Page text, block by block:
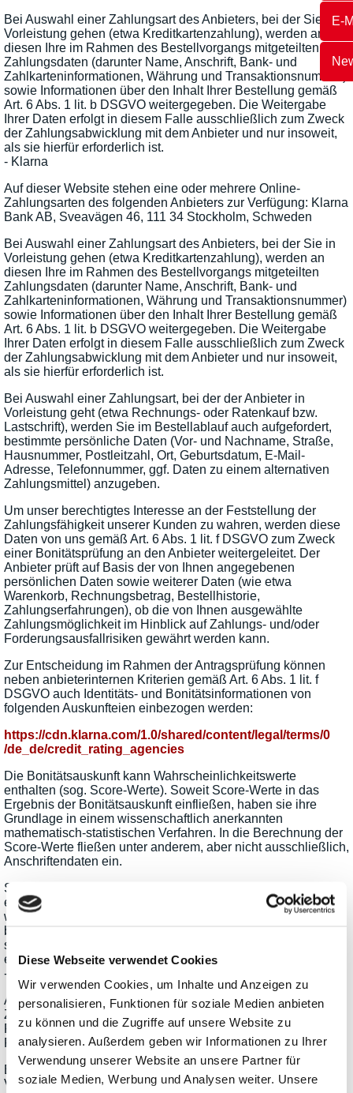
Diese Webseite verwendet Cookies
Wir verwenden Cookies, um Inhalte und Anzeigen zu
personalisieren, Funktionen für soziale Medien anbieten
zu können und die Zugriffe auf unsere Website zu
analysieren. Außerdem geben wir Informationen zu Ihrer
Verwendung unserer Website an unsere Partner für
soziale Medien, Werbung und Analysen weiter. Unsere
E-
Bei Auswahl einer Zahlungsart des Anbieters, bei der Sie in
Vorleistung gehen (etwa Kreditkartenzahlung), werden an
diesen Ihre im Rahmen des Bestellvorgangs mitgeteilten
Zahlungsdaten (darunter Name, Anschrift, Bank- und
Zahlkarteninformationen, Währung und Transaktionsnummer)
sowie Informationen über den Inhalt Ihrer Bestellung gemäß
Art. 6 Abs. 1 lit. b DSGVO weitergegeben. Die Weitergabe
Ihrer Daten erfolgt in diesem Falle ausschließlich zum Zweck
der Zahlungsabwicklung mit dem Anbieter und nur insoweit,
als sie hierfür erforderlich ist.
- Klarna
Auf dieser Website stehen eine oder mehrere Online-
Zahlungsarten des folgenden Anbieters zur Verfügung: Klarna
Bank AB, Sveavägen 46, 111 34 Stockholm, Schweden
Bei Auswahl einer Zahlungsart des Anbieters, bei der Sie in
Vorleistung gehen (etwa Kreditkartenzahlung), werden an
diesen Ihre im Rahmen des Bestellvorgangs mitgeteilten
Zahlungsdaten (darunter Name, Anschrift, Bank- und
Zahlkarteninformationen, Währung und Transaktionsnummer)
sowie Informationen über den Inhalt Ihrer Bestellung gemäß
Art. 6 Abs. 1 lit. b DSGVO weitergegeben. Die Weitergabe
Ihrer Daten erfolgt in diesem Falle ausschließlich zum Zweck
der Zahlungsabwicklung mit dem Anbieter und nur insoweit,
als sie hierfür erforderlich ist.
Bei Auswahl einer Zahlungsart, bei der der Anbieter in
Vorleistung geht (etwa Rechnungs- oder Ratenkauf bzw.
Lastschrift), werden Sie im Bestellablauf auch aufgefordert,
bestimmte persönliche Daten (Vor- und Nachname, Straße,
Hausnummer, Postleitzahl, Ort, Geburtsdatum, E-Mail-
Adresse, Telefonnummer, ggf. Daten zu einem alternativen
Zahlungsmittel) anzugeben.
Um unser berechtigtes Interesse an der Feststellung der
Zahlungsfähigkeit unserer Kunden zu wahren, werden diese
Daten von uns gemäß Art. 6 Abs. 1 lit. f DSGVO zum Zweck
einer Bonitätsprüfung an den Anbieter weitergeleitet. Der
Anbieter prüft auf Basis der von Ihnen angegebenen
persönlichen Daten sowie weiterer Daten (wie etwa
Warenkorb, Rechnungsbetrag, Bestellhistorie,
Zahlungserfahrungen), ob die von Ihnen ausgewählte
Zahlungsmöglichkeit im Hinblick auf Zahlungs- und/oder
Forderungsausfallrisiken gewährt werden kann.
Zur Entscheidung im Rahmen der Antragsprüfung können
neben anbieterinternen Kriterien gemäß Art. 6 Abs. 1 lit. f
DSGVO auch Identitäts- und Bonitätsinformationen von
folgenden Auskunfteien einbezogen werden:
https://cdn.klarna.com/1.0/shared/content/legal /terms/0
/de_de/credit_rating_agencies
Die Bonitätsauskunft kann Wahrscheinlichkeitswerte
enthalten (sog. Score-Werte). Soweit Score-Werte in das
Ergebnis der Bonitätsauskunft einfließen, haben sie ihre
Grundlage in einem wissenschaftlich anerkannten
mathematisch-statistischen Verfahren. In die Berechnung der
Score-Werte fließen unter anderem, aber nicht ausschließlich,
Anschriftendaten ein.
Sie können dieser Verarbeitung Ihrer Daten jederzeit durch
eine Nachricht an uns oder gegenüber dem Anbieter
widersprechen. Jedoch bleibt der Anbieter ggf. weiterhin
berechtigt, Ihre personenbezogenen Daten zu verarbeiten,
sofern dies zur vertragsgemäßen Zahlungsabwicklung
erforderlich ist.
- Paypal
Auf dieser Website stehen eine oder mehrere Online-
Zahlungsarten des folgenden Anbieters zur Verfügung:
PayPal (Europe) S.a.r.l. et Cie, S.C.A., 22-24 Boulevard
Royal, L-2449 Luxemburg
Bei Auswahl einer Zahlungsart des Anbieters, bei der Sie in
Vorleistung gehen, werden an diesen Ihre im Rahmen des